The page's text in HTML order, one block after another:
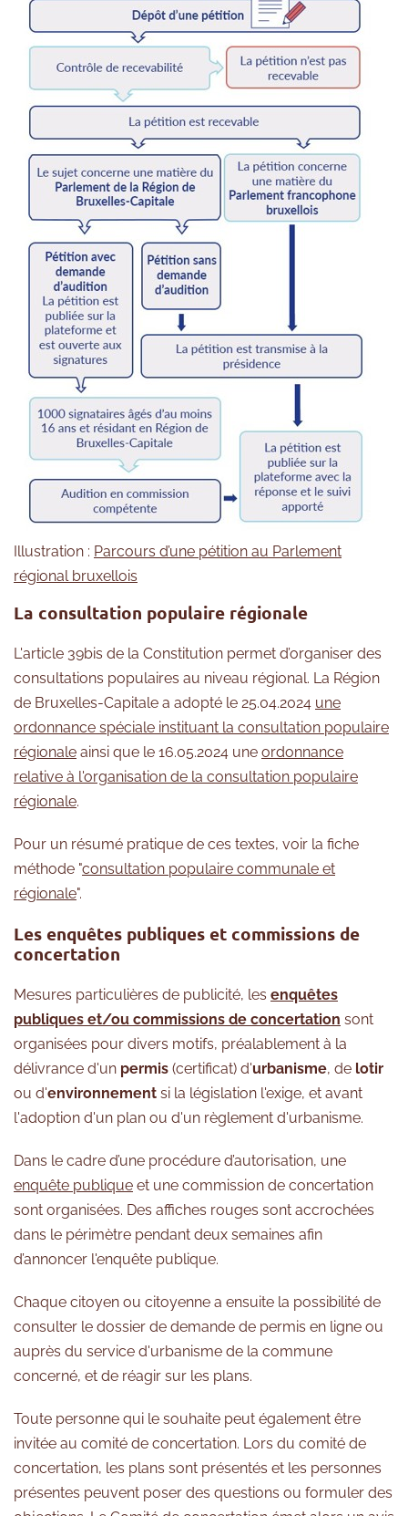
Illustration : Parcours d’une pétition au Parlement
régional bruxellois
La consultation populaire régionale
L'article 39bis de la Constitution permet d’organiser des
consultations populaires au niveau régional. La Région
de Bruxelles-Capitale a adopté le 25.04.2024 une
ordonnance spéciale instituant la consultation populaire
régionale ainsi que le 16.05.2024 une ordonnance
relative à l'organisation de la consultation populaire
régionale.
Pour un résumé pratique de ces textes, voir la fiche
méthode "consultation populaire communale et
régionale".
Les enquêtes publiques et commissions de
concertation
Mesures particulières de publicité, les enquêtes
publiques et/ou commissions de concertation sont
organisées pour divers motifs, préalablement à la
délivrance d'un permis (certificat) d'urbanisme, de lotir
ou d'environnement si la législation l'exige, et avant
l'adoption d'un plan ou d'un règlement d'urbanisme.
Dans le cadre d’une procédure d’autorisation, une
enquête publique et une commission de concertation
sont organisées. Des affiches rouges sont accrochées
dans le périmètre pendant deux semaines afin
d’annoncer l'enquête publique.
Chaque citoyen ou citoyenne a ensuite la possibilité de
consulter le dossier de demande de permis en ligne ou
auprès du service d'urbanisme de la commune
concerné, et de réagir sur les plans.
Toute personne qui le souhaite peut également être
invitée au comité de concertation. Lors du comité de
concertation, les plans sont présentés et les personnes
présentes peuvent poser des questions ou formuler des